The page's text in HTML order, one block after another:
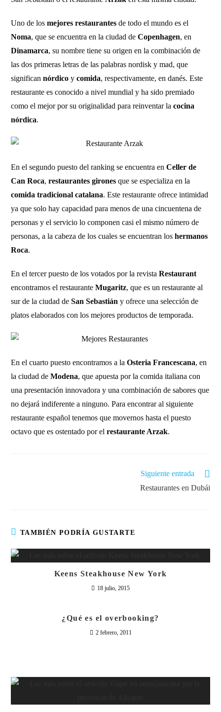
Uno de losmejores restaurantes de todo el mundo es el
Noma, que se encuentra en la ciudad deCopenhagen, en
Dinamarca, su nombre tiene su origen en la combinación de
las dos primeras letras de las palabras nordisk y mad, que
significannórdico ycomida, respectivamente, en danés. Este
restaurante es conocido a nivel mundial y ha sido premiado
como el mejor por su originalidad para reinventar lacocina
nórdica.
En el segundo puesto del ranking se encuentra enCeller de
Can Roca,restaurantes girones que se especializa en la
comida tradicional catalana. Este restaurante ofrece intimidad
ya que solo hay capacidad para menos de una cincuentena de
personas y el servicio lo componen casi el mismo número de
personas, a la cabeza de los cuales se encuentran loshermanos
Roca.
En el tercer puesto de los votados por la revistaRestaurant
encontramos el restauranteMugaritz, que es un restaurante al
sur de la ciudad deSan Sebastián y ofrece una selección de
platos elaborados con los mejores productos de temporada.
En el cuarto puesto encontramos a laOsteria Francescana, en
la ciudad deModena, que apuesta por la comida italiana con
una presentación innovadora y una combinación de sabores que
no dejará indiferente a ninguno. Para encontrar al siguiente
restaurante español tenemos que movernos hasta el puesto
octavo que es ostentado por elrestaurante Arzak.
Siguiente entrada
Restaurantes en Dubái
TAMBIÉN PODRÍA GUSTARTE
Keens Steakhouse New York
18 julio, 2015
¿Qué es el overbooking?
2 febrero, 2011